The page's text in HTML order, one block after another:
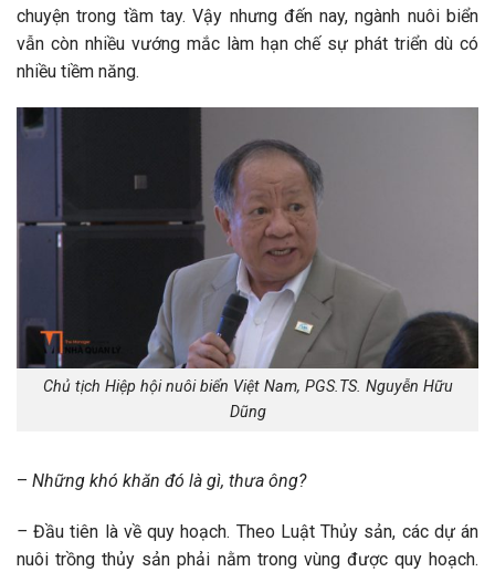
chuyện trong tầm tay. Vậy nhưng đến nay, ngành nuôi biển
vẫn còn nhiều vướng mắc làm hạn chế sự phát triển dù có
nhiều tiềm năng.
Chủ tịch Hiệp hội nuôi biển Việt Nam, PGS.TS. Nguyễn Hữu
Dũng
– Những khó khăn đó là gì, thưa ông?
– Đầu tiên là về quy hoạch. Theo Luật Thủy sản, các dự án
nuôi trồng thủy sản phải nằm trong vùng được quy hoạch.